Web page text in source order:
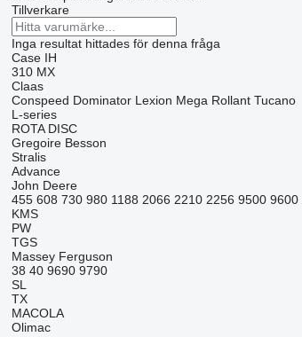
Tillverkare
Inga resultat hittades för denna fråga
Case IH
310 MX
Claas
Conspeed Dominator Lexion Mega Rollant Tucano
L-series
ROTA DISC
Gregoire Besson
Stralis
Advance
John Deere
455 608 730 980 1188 2066 2210 2256 9500 9600
KMS
PW
TGS
Massey Ferguson
38 40 9690 9790
SL
TX
MACOLA
Olimac